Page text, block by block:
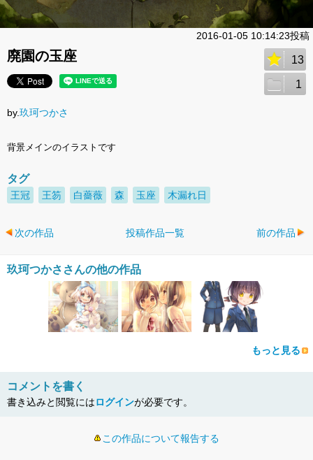
2016-01-05 10:14:23投稿
廃園の玉座 13
1
by.玖珂つかさ
背景メインのイラストです
タグ
王冠 王笏 白薔薇 森 玉座 木漏れ日
次の作品 投稿作品一覧 前の作品
玖珂つかささんの他の作品
もっと見る
コメントを書く
書き込みと閲覧にはログインが必要です。
この作品について報告する